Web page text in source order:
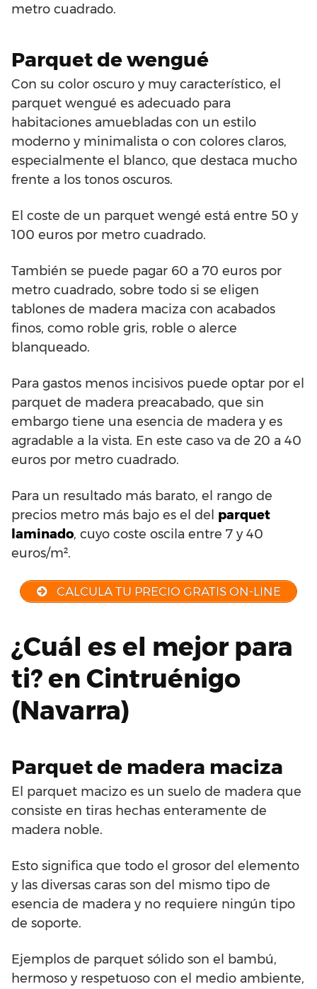
metro cuadrado.
Parquet de wengué
Con su color oscuro y muy característico, el
parquet wengué es adecuado para
habitaciones amuebladas con un estilo
moderno y minimalista o con colores claros,
especialmente el blanco, que destaca mucho
frente a los tonos oscuros.
El coste de un parquet wengé está entre 50 y
100 euros por metro cuadrado.
También se puede pagar 60 a 70 euros por
metro cuadrado, sobre todo si se eligen
tablones de madera maciza con acabados
finos, como roble gris, roble o alerce
blanqueado.
Para gastos menos incisivos puede optar por el
parquet de madera preacabado, que sin
embargo tiene una esencia de madera y es
agradable a la vista. En este caso va de 20 a 40
euros por metro cuadrado.
Para un resultado más barato, el rango de
precios metro más bajo es el del parquet
laminado, cuyo coste oscila entre 7 y 40
euros/m².
CALCULA TU PRECIO GRATIS ON-LINE
¿Cuál es el mejor para
ti? en Cintruénigo
(Navarra)
Parquet de madera maciza
El parquet macizo es un suelo de madera que
consiste en tiras hechas enteramente de
madera noble.
Esto significa que todo el grosor del elemento
y las diversas caras son del mismo tipo de
esencia de madera y no requiere ningún tipo
de soporte.
Ejemplos de parquet sólido son el bambú,
hermoso y respetuoso con el medio ambiente,